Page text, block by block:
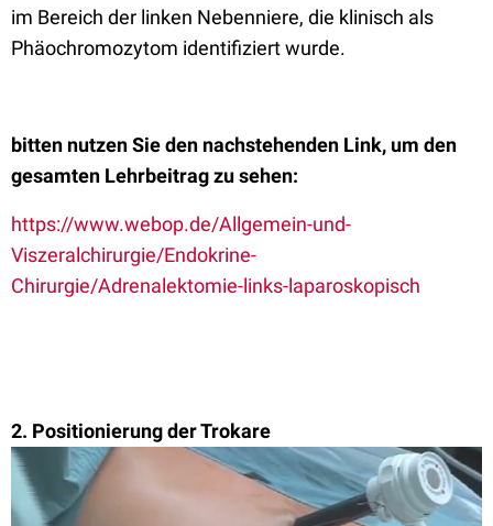
im Bereich der linken Nebenniere, die klinisch als
Phäochromozytom identifiziert wurde.
bitten nutzen Sie den nachstehenden Link, um den
gesamten Lehrbeitrag zu sehen:
https://www.webop.de/Allgemein-und-
Viszeralchirurgie/Endokrine-
Chirurgie/Adrenalektomie-links-laparoskopisch
2. Positionierung der Trokare